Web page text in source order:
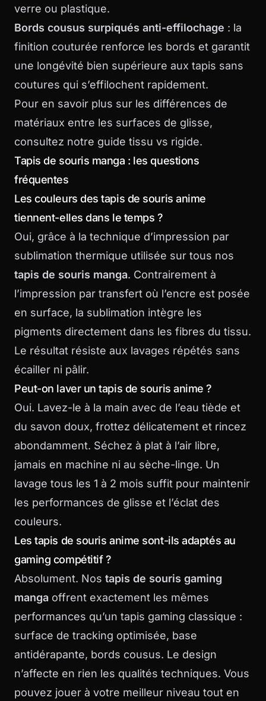
verre ou plastique.
Bords cousus surpiqués anti-effilochage : la
finition couturée renforce les bords et garantit
une longévité bien supérieure aux tapis sans
coutures qui s’effilochent rapidement.
Pour en savoir plus sur les différences de
matériaux entre les surfaces de glisse,
consultez notre guide tissu vs rigide.
Tapis de souris manga : les questions
fréquentes
Les couleurs des tapis de souris anime
tiennent-elles dans le temps ?
Oui, grâce à la technique d’impression par
sublimation thermique utilisée sur tous nos
tapis de souris manga. Contrairement à
l’impression par transfert où l’encre est posée
en surface, la sublimation intègre les
pigments directement dans les fibres du tissu.
Le résultat résiste aux lavages répétés sans
écailler ni pâlir.
Peut-on laver un tapis de souris anime ?
Oui. Lavez-le à la main avec de l’eau tiède et
du savon doux, frottez délicatement et rincez
abondamment. Séchez à plat à l’air libre,
jamais en machine ni au sèche-linge. Un
lavage tous les 1 à 2 mois suffit pour maintenir
les performances de glisse et l’éclat des
couleurs.
Les tapis de souris anime sont-ils adaptés au
gaming compétitif ?
Absolument. Nos tapis de souris gaming
manga offrent exactement les mêmes
performances qu’un tapis gaming classique :
surface de tracking optimisée, base
antidérapante, bords cousus. Le design
n’affecte en rien les qualités techniques. Vous
pouvez jouer à votre meilleur niveau tout en